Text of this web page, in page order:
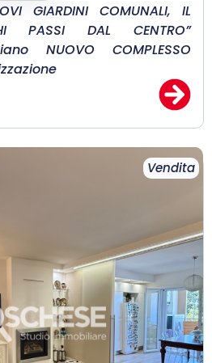
GIARDINI COMUNALI, IL
PASSI DAL CENTRO”
NUOVO COMPLESSO
Vendita